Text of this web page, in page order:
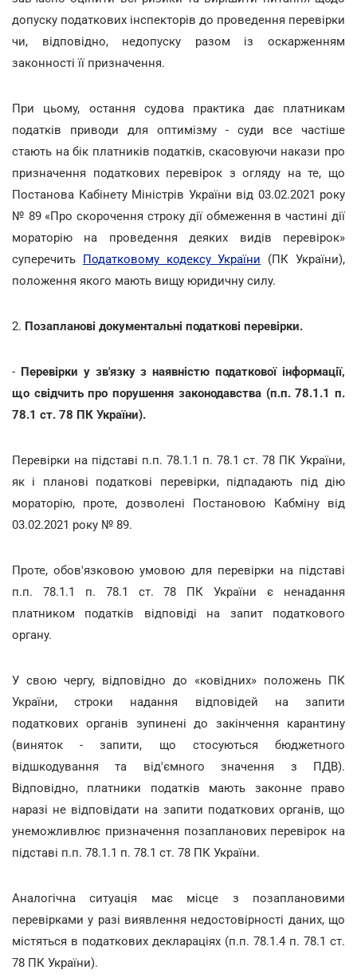
допуску податкових інспекторів до проведення перевірки
чи, відповідно, недопуску разом із оскарженням
законності її призначення.
При цьому, остання судова практика дає платникам
податків приводи для оптимізму - суди все частіше
стають на бік платників податків, скасовуючи накази про
призначення податкових перевірок з огляду на те, що
Постанова Кабінету Міністрів України від 03.02.2021 року
№ 89 «Про скорочення строку дії обмеження в частині дії
мораторію на проведення деяких видів перевірок»
суперечить Податковому кодексу України (ПК України),
положення якого мають вищу юридичну силу.
2. Позапланові документальні податкові перевірки.
- Перевірки у зв'язку з наявністю податкової інформації,
що свідчить про порушення законодавства (п.п. 78.1.1 п.
78.1 ст. 78 ПК України).
Перевірки на підставі п.п. 78.1.1 п. 78.1 ст. 78 ПК України,
як і планові податкові перевірки, підпадають під дію
мораторію, проте, дозволені Постановою Кабміну від
03.02.2021 року № 89.
Проте, обов'язковою умовою для перевірки на підставі
п.п. 78.1.1 п. 78.1 ст. 78 ПК України є ненадання
платником податків відповіді на запит податкового
органу.
У свою чергу, відповідно до «ковідних» положень ПК
України, строки надання відповідей на запити
податкових органів зупинені до закінчення карантину
(виняток - запити, що стосуються бюджетного
відшкодування та від'ємного значення з ПДВ).
Відповідно, платники податків мають законне право
наразі не відповідати на запити податкових органів, що
унеможливлює призначення позапланових перевірок на
підставі п.п. 78.1.1 п. 78.1 ст. 78 ПК України.
Аналогічна ситуація має місце з позаплановими
перевірками у разі виявлення недостовірності даних, що
містяться в податкових деклараціях (п.п. 78.1.4 п. 78.1 ст.
78 ПК України).